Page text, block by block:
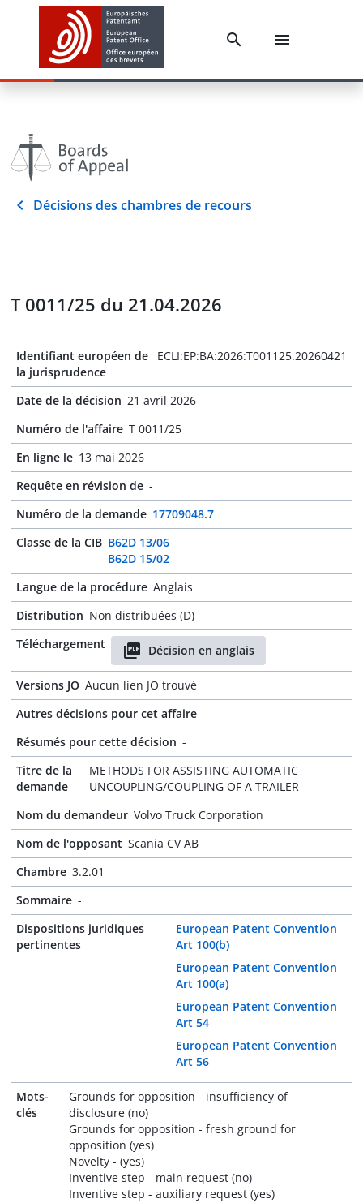
Décisions des chambres de recours
T 0011/25 du 21.04.2026
Identifiant européen de
la jurisprudence
ECLI:EP:BA:2026:T001125.20260421
Date de la décision 21 avril 2026
Numéro de l'affaire T 0011/25
En ligne le 13 mai 2026
Requête en révision de -
Numéro de la demande 17709048.7
Classe de la CIB B62D 13/06
B62D 15/02
Langue de la procédure Anglais
Distribution Non distribuées (D)
Téléchargement
Décision en anglais
Versions JO Aucun lien JO trouvé
Autres décisions pour cet affaire -
Résumés pour cette décision -
Titre de la
demande
METHODS FOR ASSISTING AUTOMATIC
UNCOUPLING/COUPLING OF A TRAILER
Nom du demandeur Volvo Truck Corporation
Nom de l'opposant Scania CV AB
Chambre 3.2.01
Sommaire -
Dispositions juridiques
pertinentes
European Patent Convention
Art 100(b)
European Patent Convention
Art 100(a)
European Patent Convention
Art 54
European Patent Convention
Art 56
Mots-
clés
Grounds for opposition - insufficiency of
disclosure (no)
Grounds for opposition - fresh ground for
opposition (yes)
Novelty - (yes)
Inventive step - main request (no)
Inventive step - auxiliary request (yes)